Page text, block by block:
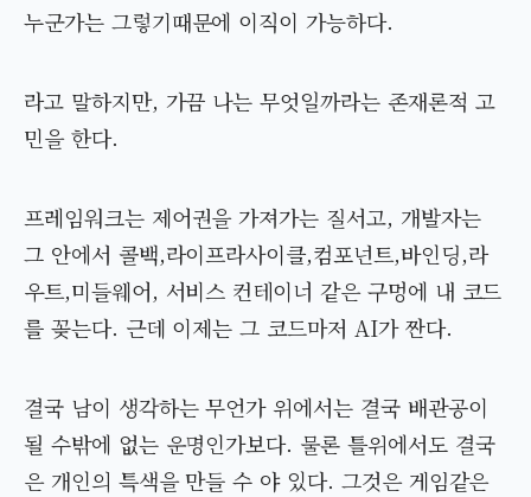
누군가는 그렇기때문에 이직이 가능하다.
라고 말하지만, 가끔 나는 무엇일까라는 존재론적 고
민을 한다.
프레임워크는 제어권을 가져가는 질서고, 개발자는
그 안에서 콜백,라이프라사이클,컴포넌트,바인딩,라
우트,미들웨어, 서비스 컨테이너 같은 구멍에 내 코드
를 꽂는다. 근데 이제는 그 코드마저 AI가 짠다.
결국 남이 생각하는 무언가 위에서는 결국 배관공이
될 수밖에 없는 운명인가보다. 물론 틀위에서도 결국
은 개인의 특색을 만들 수 야 있다. 그것은 게임같은